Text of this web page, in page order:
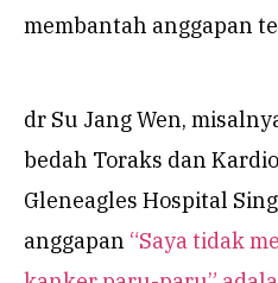
membantah anggapan
dr Su Jang Wen,
bedah Toraks dan
Gleneagles Hospital
anggapan “Saya tidak